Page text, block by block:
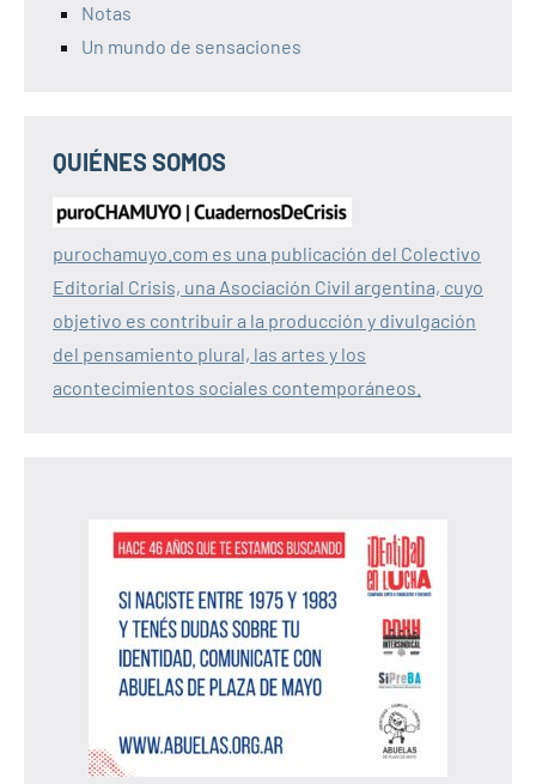
Notas
Un mundo de sensaciones
QUIÉNES SOMOS
purochamuyo.com es una publicación del Colectivo
Editorial Crisis, una Asociación Civil argentina, cuyo
objetivo es contribuir a la producción y divulgación
del pensamiento plural, las artes y los
acontecimientos sociales contemporáneos.